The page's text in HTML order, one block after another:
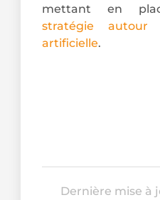
mettant en
stratégie autour
artificielle.
Dernière mise à